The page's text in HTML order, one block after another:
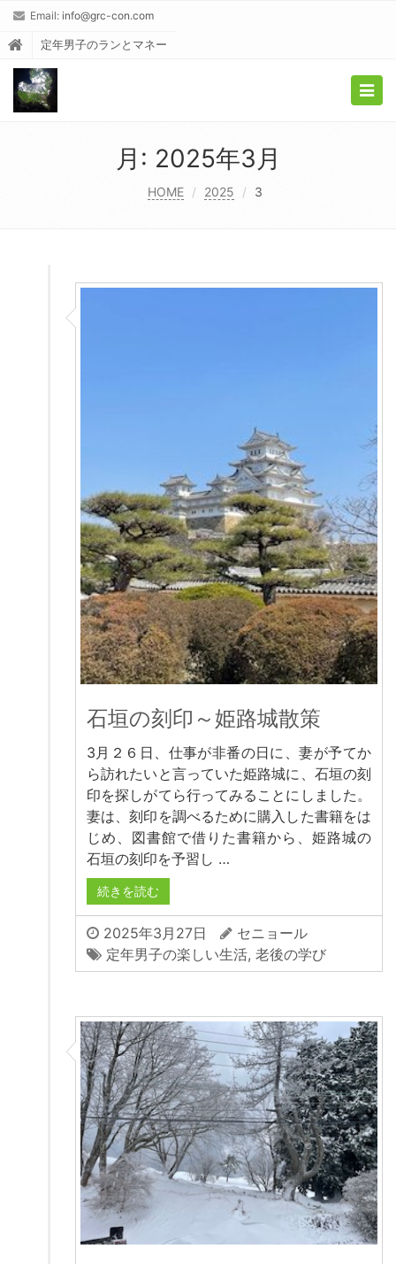
Email: info@grc-con.com
定年男子のランとマネー
月: 2025年3月
HOME 2025 3
石垣の刻印～姫路城散策
3月２６日、仕事が非番の日に、妻が予てか
ら訪れたいと言っていた姫路城に、石垣の刻
印を探しがてら行ってみることにしました。
妻は、刻印を調べるために購入した書籍をは
じめ、図書館で借りた書籍から、姫路城の
石垣の刻印を予習し …
続きを読む
2025年3月27日
セニョール
定年男子の楽しい生活, 老後の学び